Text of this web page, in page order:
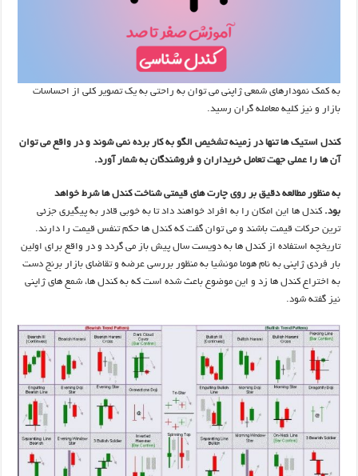
به کمک نمودارهای شمعی ژاپنی می توان به راحتی به یک تصویر کلی از احساسات
بازار و نیز کلیه معامله گران رسید.
کندل استیک ها تنها در زمینه تشخیص الگو به کار برده نمی شوند و در واقع می توان
آن ها را عملی جهت تعامل خریداران و فروشندگان به شمار آورد.
به منظور مطالعه دقیق بر روی چارت های قیمتی شناخت کندل ها شرط خواهد
بود. کندل ها این امکان را به افراد خواهند داد تا به خوبی قادر به پیگیری جزئی
ترین حرکات قیمت باشند و می توان گفت که کندل ها حکم تنفس قیمت را دارند.
تاریخچه استفاده از کندل ها به دویست سال پیش باز می گردد و در واقع برای اولین
بار فردی ژاپنی به نام هوما مونشیا به منظور بررسی عرضه و تقاضای بازار برنج دست
به اختراع کندل ها زد و این موضوع باعث شده است که به کندل ها، شمع های ژاپنی
نیز گفته شود.